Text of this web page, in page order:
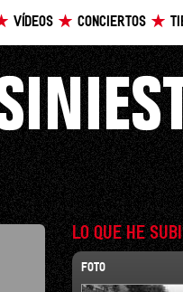
VÍDEOS CONCIERTOS
LO QUE HE
FOTO